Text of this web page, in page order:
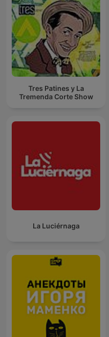
Tres Patines y La
Tremenda Corte Show
La Luciérnaga